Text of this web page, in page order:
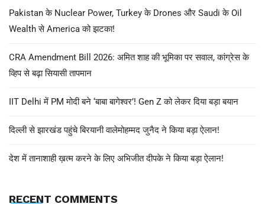
Pakistan के Nuclear Power, Turkey के Drones और Saudi के Oil
Wealth से America को झटका!
CRA Amendment Bill 2026: अमित शाह की भूमिका पर सवाल, कांग्रेस के
व्हिप से बढ़ा सियासी तापमान
IIT Delhi में PM मोदी बने ‘बाबा बागेश्वर’! Gen Z को लेकर दिया बड़ा बयान
दिल्ली से झारखंड पहुंचे बिरयानी वालेमोहम्मद जुनैद ने किया बड़ा ऐलान!
देश में तानाशाही ख़त्म करने के लिए अभिजीत दीपके ने किया बड़ा ऐलान!
RECENT COMMENTS